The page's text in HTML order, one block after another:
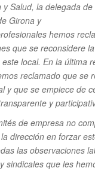
y Salud, la delegada de
Girona y
hemos
que se reconsidere
local. En la última
reclamado que se
y que se empiece de
y
de empresa no
dirección en forzar
las observaciones
sindicales que les